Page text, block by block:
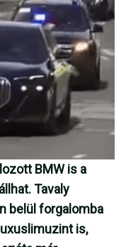
BMW is a
Tavaly
belül forgalomba
is,